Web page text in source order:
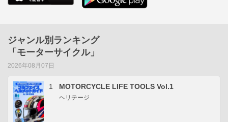
ジャンル別ランキング
「モーターサイクル」
2026年08月07日
1 MOTORCYCLE LIFE TOOLS Vol.1
ヘリテージ